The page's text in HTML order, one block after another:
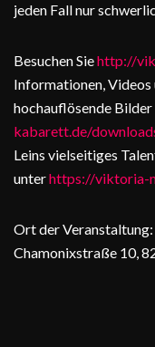
jeden Fall nur
Besuchen Siehttp://
Informationen, Videos
hochauflösende
kabarett.de/
Leins vielseitiges
unterhttps://viktoria-
Ort der
Chamonixstraße 10,